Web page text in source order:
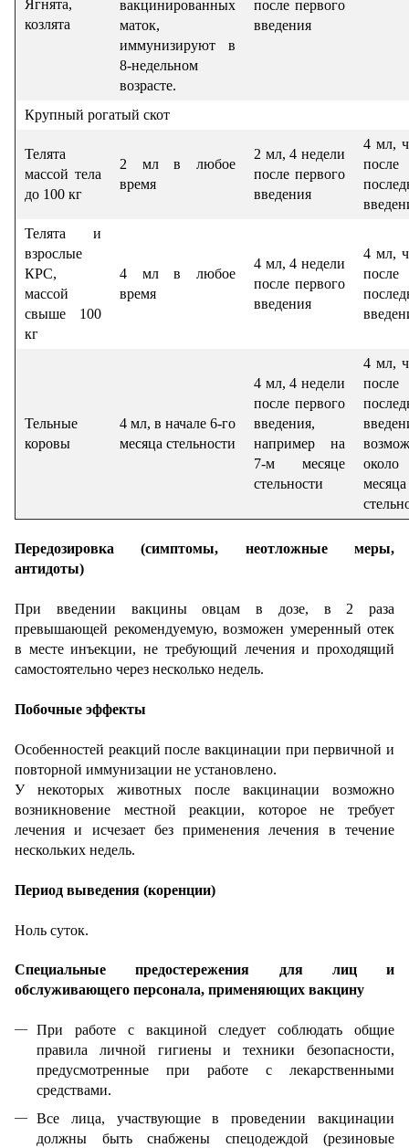
Ягнята,
козлята
вакцинированных
маток,
иммунизируют в
8-недельном
возрасте.
после первого
введения
Крупный рогатый скот
Телята
массой тела
до 100 кг
2 мл в любое
время
2 мл, 4 недели
после первого
введения
4 мл,
после
​Телята и
взрослые
КРС,
массой
свыше 100
кг
4 мл в любое
время
4 мл, 4 недели
после первого
введения
4 мл,
после
Тельные
коровы
4 мл, в начале 6-го
месяца стельности
4 мл, 4 недели
после первого
введения,
например на
7-м месяце
стельности
4 мл,
после
месяца
Передозировка (симптомы, неотложные меры,
антидоты)
При введении вакцины овцам в дозе, в 2 раза
превышающей рекомендуемую, возможен умеренный отек
в месте инъекции, не требующий лечения и проходящий
самостоятельно через несколько недель.
Побочные эффекты
Особенностей реакций после вакцинации при первичной и
повторной иммунизации не установлено.
У некоторых животных после вакцинации возможно
возникновение местной реакции, которое не требует
лечения и исчезает без применения лечения в течение
нескольких недель.
Период выведения (коренции)
Ноль суток.
Специальные предостережения для лиц и
обслуживающего персонала, применяющих вакцину
При работе с вакциной следует соблюдать общие
правила личной гигиены и техники безопасности,
предусмотренные при работе с лекарственными
средствами.
Все лица, участвующие в проведении вакцинации
должны быть снабжены спецодеждой (резиновые